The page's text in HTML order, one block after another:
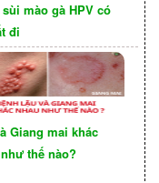
gà ở
bệnh lậu
lý phổ biến có
niệu của nữ giới,
về nguyên
mào gà HPV có
đi
Giang mai khác
thế nào?